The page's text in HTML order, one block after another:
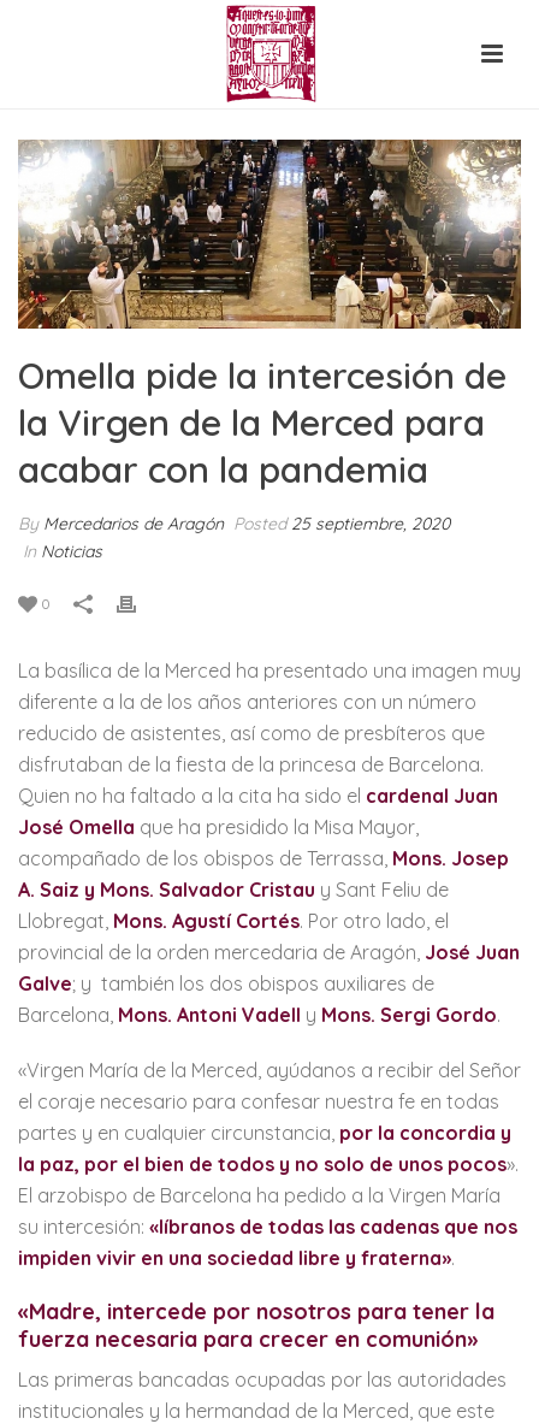
Omella pide la intercesión de
la Virgen de la Merced para
acabar con la pandemia
By Mercedarios de Aragón Posted25 septiembre, 2020
In Noticias
0
La basílica de la Merced ha presentado una imagen muy
diferente a la de los años anteriores con un número
reducido de asistentes, así como de presbíteros que
disfrutaban de la fiesta de la princesa de Barcelona.
Quien no ha faltado a la cita ha sido el cardenal Juan
José Omella que ha presidido la Misa Mayor,
acompañado de los obispos de Terrassa, Mons. Josep
A. Saiz y Mons. Salvador Cristau y Sant Feliu de
Llobregat, Mons. Agustí Cortés. Por otro lado, el
provincial de la orden mercedaria de Aragón, José Juan
Galve; y también los dos obispos auxiliares de
Barcelona, Mons. Antoni Vadell y Mons. Sergi Gordo.
«Virgen María de la Merced, ayúdanos a recibir del Señor
el coraje necesario para confesar nuestra fe en todas
partes y en cualquier circunstancia, por la concordia y
la paz, por el bien de todos y no solo de unos pocos».
El arzobispo de Barcelona ha pedido a la Virgen María
su intercesión: «líbranos de todas las cadenas que nos
impiden vivir en una sociedad libre y fraterna».
«Madre, intercede por nosotros para tener la
fuerza necesaria para crecer en comunión»
Las primeras bancadas ocupadas por las autoridades
institucionales y la hermandad de la Merced, que este